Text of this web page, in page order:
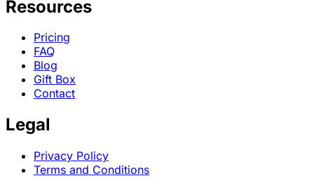
Resources
Pricing
FAQ
Blog
Gift Box
Contact
Legal
Privacy Policy
Terms and Conditions